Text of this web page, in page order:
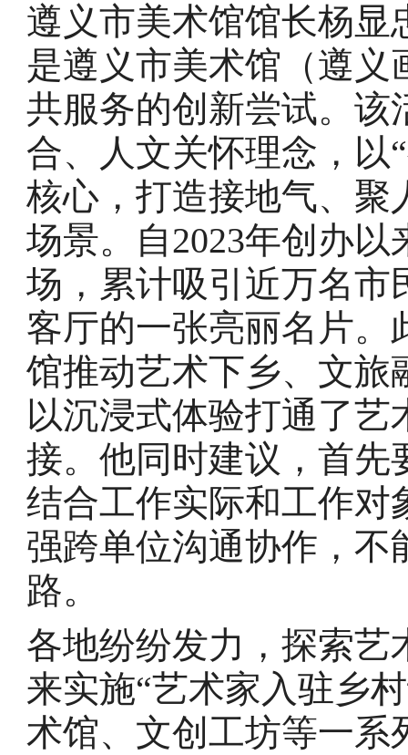
遵义市美术馆馆长杨显
是遵义市美术馆（遵
共服务的创新尝试。该
合、人文关怀理念，以
核心，打造接地气、聚
场景。自2023年创办
场，累计吸引近万名市
客厅的一张亮丽名片。
馆推动艺术下乡、文旅
以沉浸式体验打通了
接。他同时建议，首先
结合工作实际和工作对
强跨单位沟通协作，不
路。
各地纷纷发力，探索艺
来实施“艺术家入驻乡
术馆、文创工坊等一系